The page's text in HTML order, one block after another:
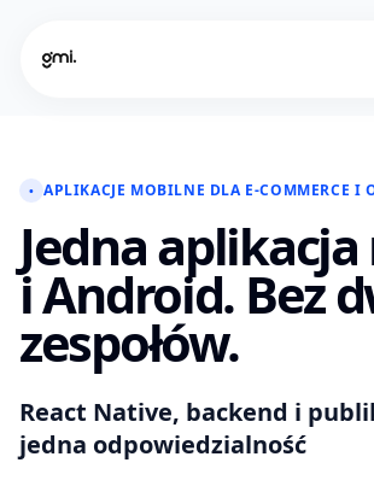
• APLIKACJE MOBILNE DLA E-COMMERCE I
Jedna aplikacja
i Android. Bez
zespołów.
React Native, backend i
jedna odpowiedzialność